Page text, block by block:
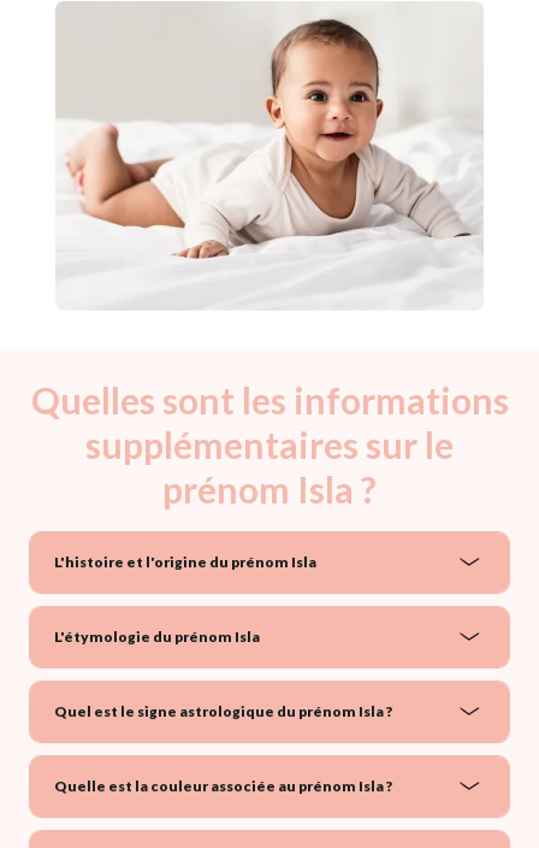
Quelles sont les informations
supplémentaires sur le
prénom Isla ?
L'histoire et l'origine du prénom Isla
L'étymologie du prénom Isla
Quel est le signe astrologique du prénom Isla ?
Quelle est la couleur associée au prénom Isla ?